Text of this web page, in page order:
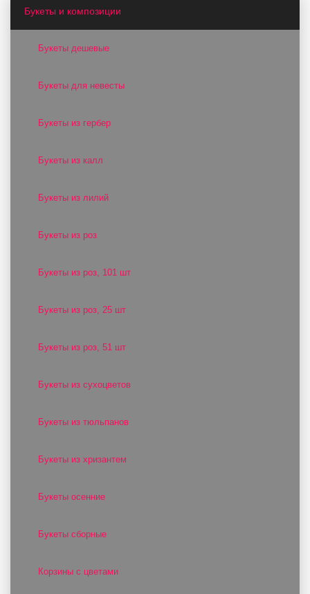
Букеты и композиции
Букеты дешевые
Букеты для невесты
Букеты из гербер
Букеты из калл
Букеты из лилий
Букеты из роз
Букеты из роз, 101 шт
Букеты из роз, 25 шт
Букеты из роз, 51 шт
Букеты из сухоцветов
Букеты из тюльпанов
Букеты из хризантем
Букеты осенние
Букеты сборные
Корзины с цветами